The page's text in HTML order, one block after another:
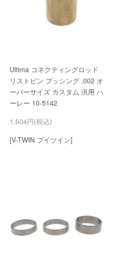
Ultima コネクティングロッド
リストピン ブッシング .002 オ
ーバーサイズ カスタム 汎用 ハ
ーレー 10-5142
1,604円(税込)
[V-TWIN ブイツイン]